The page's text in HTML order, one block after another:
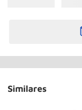
Similares